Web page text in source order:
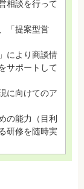
相談を行って
「提案型営
により商談情
サポートして
に向けてのア
の能力（目利
研修を随時実